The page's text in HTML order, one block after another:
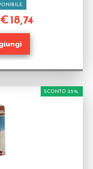
€18,74
SCONTO 25%